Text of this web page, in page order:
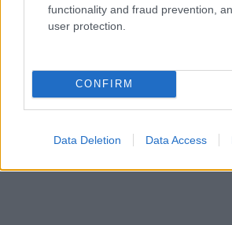
functionality and fraud prevention,
user protection.
CONFIRM
Data Deletion Data Access
A német változat (IGEN, van